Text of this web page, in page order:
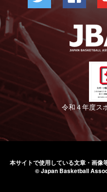
令和４年度ス
本サイトで使用している文章・画像
© Japan Basketball